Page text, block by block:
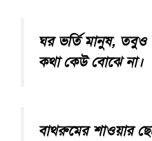
ঘর ভর্তি মানুষ,
কথা কেউ বোঝে না।
বাথরুমের শাওয়ার